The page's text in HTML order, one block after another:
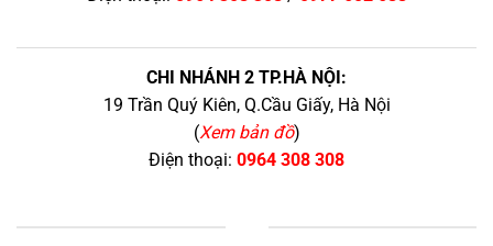
CHI NHÁNH 2 TP.HÀ NỘI:
19 Trần Quý Kiên, Q.Cầu Giấy, Hà Nội
(Xem bản đồ)
Điện thoại: 0964 308 308